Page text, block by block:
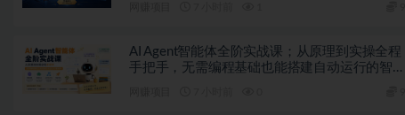
AI Agent智能体全阶实战课；从原理到实操全程
手把手，无需编程基础也能搭建自动运行的智能